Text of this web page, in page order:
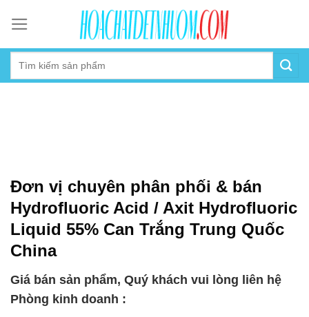
content
Đơn vị chuyên phân phối & bán
Hydrofluoric Acid / Axit Hydrofluoric
Liquid 55% Can Trắng Trung Quốc
China
Giá bán sản phẩm, Quý khách vui lòng liên hệ
Phòng kinh doanh :